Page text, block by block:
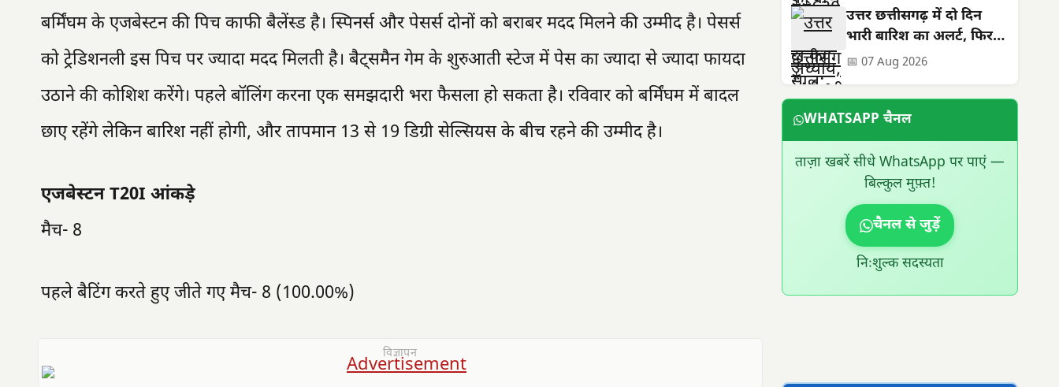
बर्मिंघम के एजबेस्टन की पिच काफी बैलेंस्ड है। स्पिनर्स और पेसर्स दोनों को बराबर मदद मिलने की उम्मीद है। पेसर्स
को ट्रेडिशनली इस पिच पर ज्यादा मदद मिलती है। बैट्समैन गेम के शुरुआती स्टेज में पेस का ज्यादा से ज्यादा फायदा
उठाने की कोशिश करेंगे। पहले बॉलिंग करना एक समझदारी भरा फैसला हो सकता है। रविवार को बर्मिंघम में बादल
छाए रहेंगे लेकिन बारिश नहीं होगी, और तापमान 13 से 19 डिग्री सेल्सियस के बीच रहने की उम्मीद है।
एजबेस्टन T20I आंकड़े
मैच- 8
पहले बैटिंग करते हुए जीते गए मैच- 8 (100.00%)
विज्ञापन
उत्तर छत्तीसगढ़ में दो दिन
भारी बारिश का अलर्ट, फिर
थमेगा जोर
📅 07 Aug 2026
WHATSAPP चैनल
ताज़ा खबरें सीधे WhatsApp पर पाएं —
बिल्कुल मुफ़्त!
चैनल से जुड़ें
निःशुल्क सदस्यता